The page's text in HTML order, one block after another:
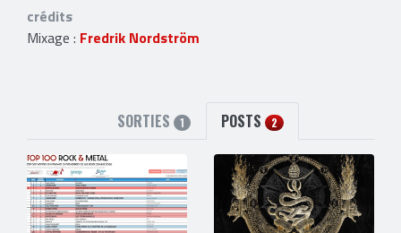
crédits
Mixage : Fredrik Nordström
SORTIES 1 POSTS 2